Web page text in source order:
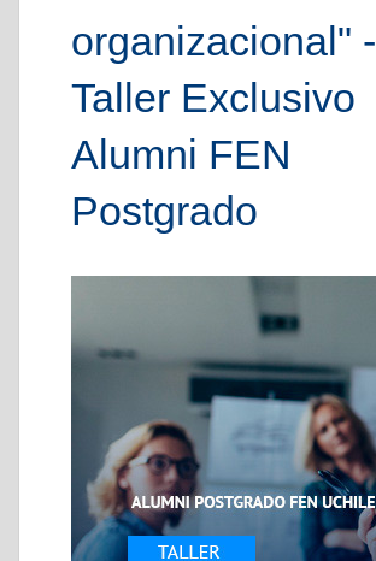
organizacional" -
Taller Exclusivo
Alumni FEN
Postgrado